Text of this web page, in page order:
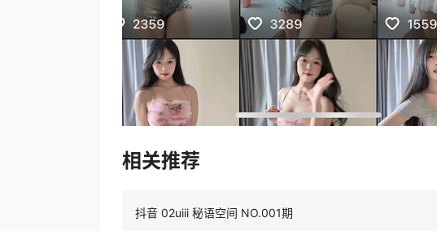
相关推荐
抖音 02uiii 秘语空间 NO.001期